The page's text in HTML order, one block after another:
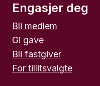
Engasjer deg
Bli medlem
Gi gave
Bli fastgiver
For tillitsvalgte